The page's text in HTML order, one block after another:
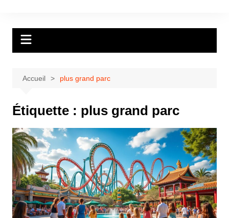
Accueil plus grand parc
Étiquette : plus grand parc